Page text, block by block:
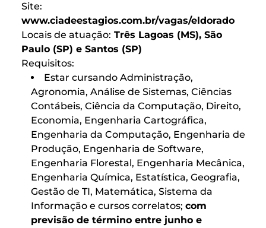
Site:
www.ciadeestagios.com.br/vagas/eldorado
Locais de atuação: Três Lagoas (MS), São
Paulo (SP) e Santos (SP)
Requisitos:
Estar cursando Administração,
Agronomia, Análise de Sistemas, Ciências
Contábeis, Ciência da Computação, Direito,
Economia, Engenharia Cartográfica,
Engenharia da Computação, Engenharia de
Produção, Engenharia de Software,
Engenharia Florestal, Engenharia Mecânica,
Engenharia Química, Estatística, Geografia,
Gestão de TI, Matemática, Sistema da
Informação e cursos correlatos; com
previsão de término entre junho e